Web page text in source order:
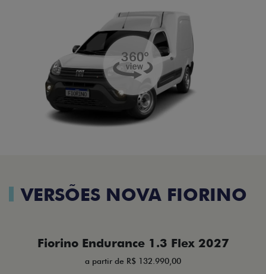
VERSÕES NOVA FIORINO
Fiorino Endurance 1.3 Flex 2027
a partir de R$ 132.990,00